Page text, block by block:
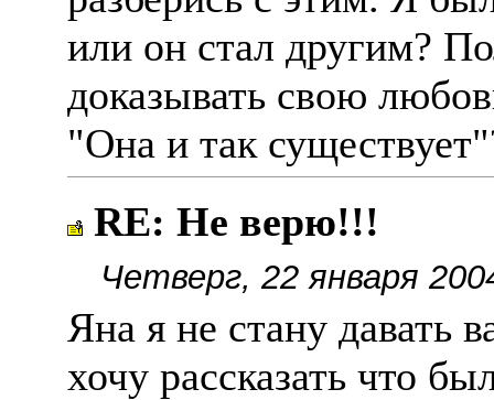
или он стал другим?
доказывать свою
"Она и так
RE: Не верю!!!
Четверг, 22 января
Яна я не стану давать
хочу рассказать что